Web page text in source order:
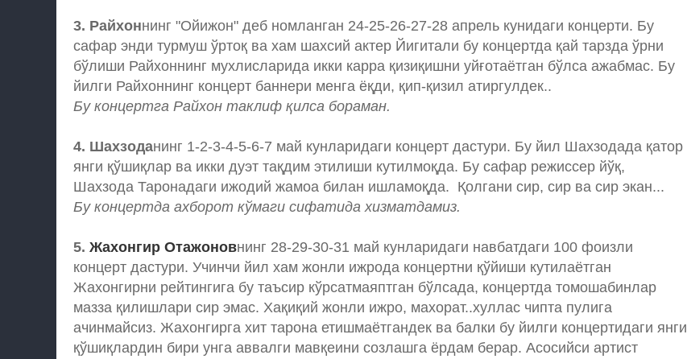
3. Райхоннинг "Ойижон" деб номланган 24-25-26-27-28 апрель кунидаги концерти. Бу
сафар энди турмуш ўртоқ ва хам шахсий актер Йигитали бу концертда қай тарзда ўрни
бўлиши Райхоннинг мухлисларида икки карра қизиқишни уйғотаётган бўлса ажабмас. Бу
йилги Райхоннинг концерт баннери менга ёқди, қип-қизил атиргулдек..
Бу концертга Райхон таклиф қилса бораман.
4. Шахзоданинг 1-2-3-4-5-6-7 май кунларидаги концерт дастури. Бу йил Шахзодада қатор
янги қўшиқлар ва икки дуэт тақдим этилиши кутилмоқда. Бу сафар режиссер йўқ,
Шахзода Таронадаги ижодий жамоа билан ишламоқда. Қолгани сир, сир ва сир экан...
Бу концертда ахборот кўмаги сифатида хизматдамиз.
5. Жахонгир Отажоновнинг 28-29-30-31 май кунларидаги навбатдаги 100 фоизли
концерт дастури. Учинчи йил хам жонли ижрода концертни қўйиши кутилаётган
Жахонгирни рейтингига бу таъсир кўрсатмаяптган бўлсада, концертда томошабинлар
мазза қилишлари сир эмас. Хақиқий жонли ижро, махорат..хуллас чипта пулига
ачинмайсиз. Жахонгирга хит тарона етишмаётгандек ва балки бу йилги концертидаги янги
қўшиқлардин бири унга аввалги мавқеини созлашга ёрдам берар. Асосийси артист